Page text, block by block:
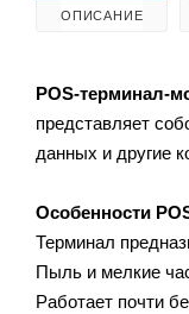
ОПИСАНИЕ
POS-терминал-
представляет
данных и другие
Особенности
Терминал
Пыль и мелкие
Работает почти